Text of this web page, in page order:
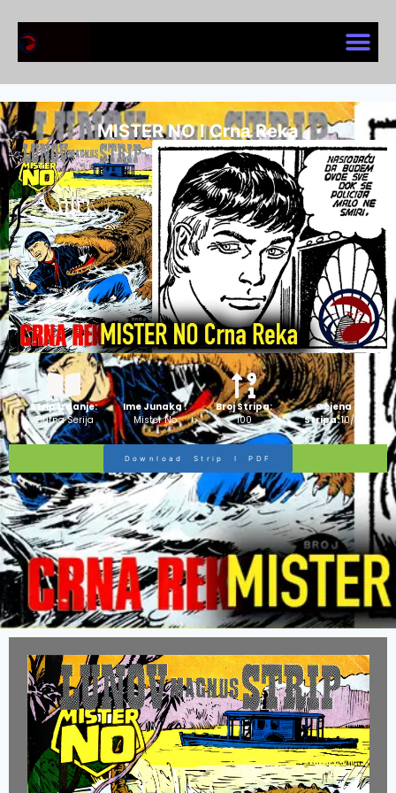
MISTER NO I Crna Reka
Strip Izdanje:
Zlatna Serija
Ime Junaka :
Mister No
Broj Stripa:
100
Ocjena
Stripa:10/10
Download Strip I PDF